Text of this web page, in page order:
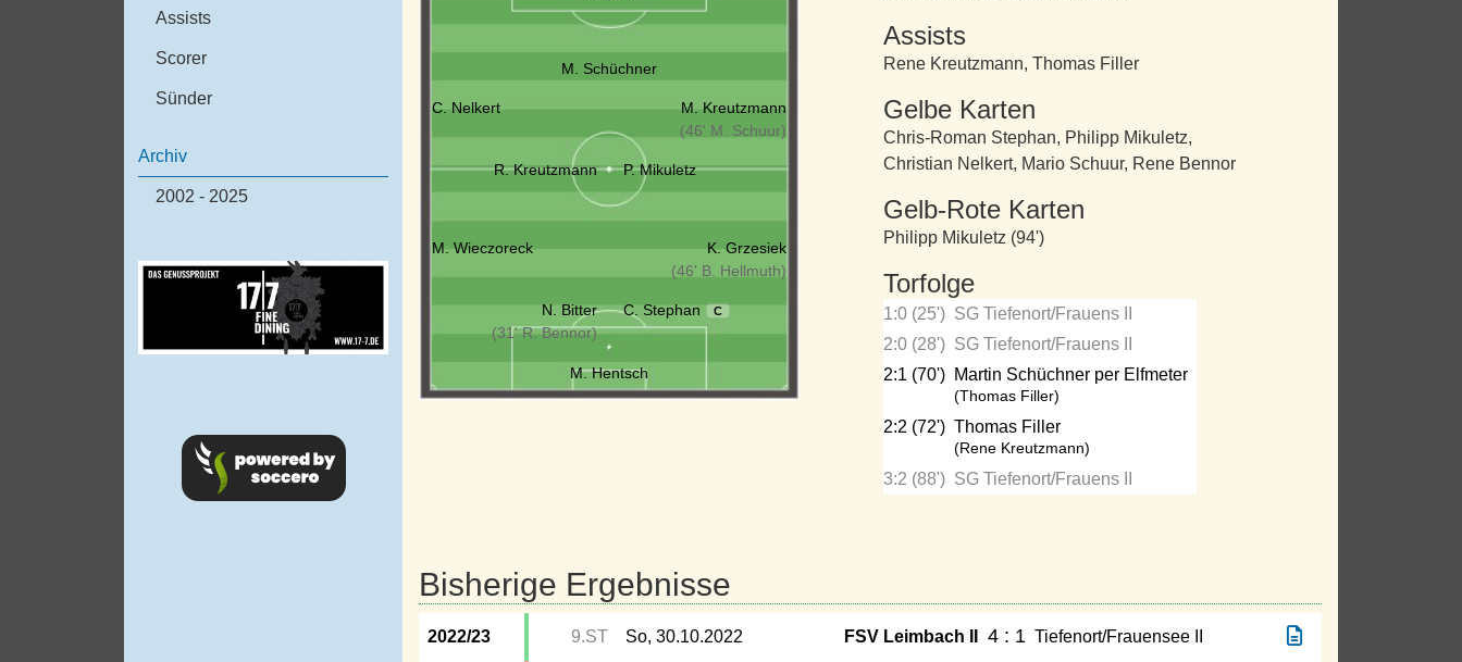
Assists
Scorer
Sünder
Archiv
2002 - 2025
M. Schüchner
C. Nelkert
M. Kreutzmann
(46' M. Schuur)
R. Kreutzmann P. Mikuletz
M. Wieczoreck
K. Grzesiek
(46' B. Hellmuth)
N. Bitter
(31' R. Bennor)
C. Stephan C
M. Hentsch
Assists
Rene Kreutzmann, Thomas Filler
Gelbe Karten
Chris-Roman Stephan, Philipp Mikuletz,
Christian Nelkert, Mario Schuur, Rene Bennor
Gelb-Rote Karten
Philipp Mikuletz (94')
Torfolge
1:0 (25') SG Tiefenort/Frauens II
2:0 (28') SG Tiefenort/Frauens II
2:1 (70') Martin Schüchner per Elfmeter
(Thomas Filler)
2:2 (72') Thomas Filler
(Rene Kreutzmann)
3:2 (88') SG Tiefenort/Frauens II
Bisherige Ergebnisse
2022/23 9.ST So, 30.10.2022 FSV Leimbach II 4 : 1 Tiefenort/Frauensee II